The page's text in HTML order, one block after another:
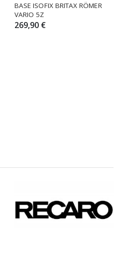
BASE ISOFIX BRITAX RÖMER
VARIO 5Z
269,90 €